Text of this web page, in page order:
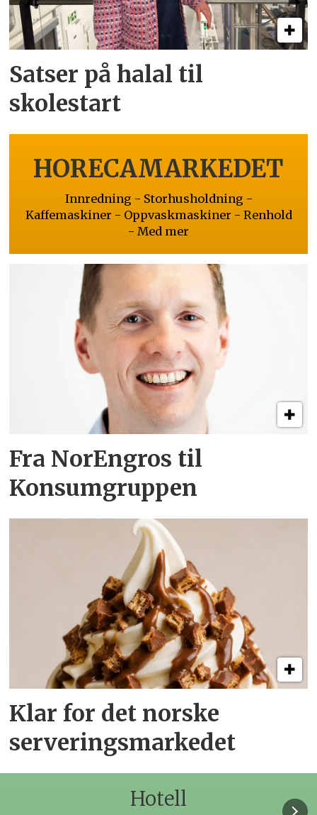
Satser på halal til
skolestart
HORECAMARKEDET
Innredning - Storhusholdning -
Kaffemaskiner - Oppvaskmaskiner - Renhold
- Med mer
Fra NorEngros til
Konsumgruppen
Klar for det norske
serveringsmarkedet
Hotell